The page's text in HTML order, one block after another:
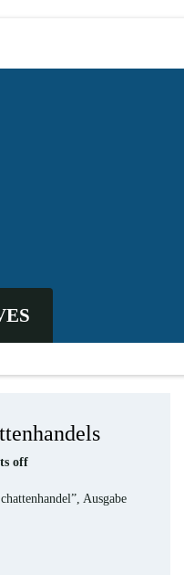
off
Ausgabe